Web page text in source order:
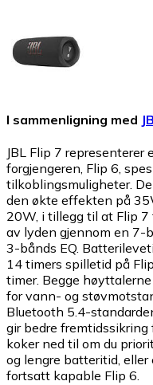
I sammenligning med
JBL Flip 7
forgjengeren, Flip 6,
tilkoblingsmuligheter.
den økte effekten på
20W, i tillegg til at Flip
av lyden gjennom en 7-
3-bånds EQ.
14 timers spilletid på
timer. Begge
for vann- og
Bluetooth 5.4-
gir bedre
koker ned til om du
og lengre batteritid, eller
fortsatt kapable Flip 6.